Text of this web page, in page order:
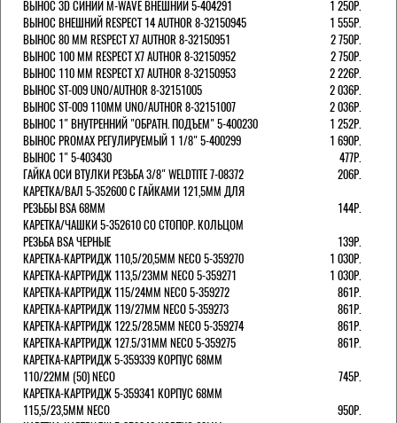
ВЫНОС 3D СИНИЙ M-WAVE ВНЕШНИЙ 5-404291
1 250Р.
ВЫНОС ВНЕШНИЙ RESPECT 14 AUTHOR 8-32150945
1 555Р.
ВЫНОС 80 ММ RESPECT Х7 AUTHOR 8-32150951
2 750Р.
ВЫНОС 100 ММ RESPECT Х7 AUTHOR 8-32150952
2 750Р.
ВЫНОС 110 ММ RESPECT Х7 AUTHOR 8-32150953
2 226Р.
ВЫНОС ST-009 UNO/AUTHOR 8-32151005
2 036Р.
ВЫНОС ST-009 110ММ UNO/AUTHOR 8-32151007
2 036Р.
ВЫНОС 1" ВНУТРЕННИЙ "ОБРАТН. ПОДЪЕМ" 5-400230
1 252Р.
ВЫНОС PROMAX РЕГУЛИРУЕМЫЙ 1 1/8" 5-400299
1 690Р.
ВЫНОС 1" 5-403430
477Р.
ГАЙКА ОСИ ВТУЛКИ РЕЗЬБА 3/8" WELDTITE 7-08372
206Р.
КАРЕТКА/ВАЛ 5-352600 С ГАЙКАМИ 121,5ММ ДЛЯ
РЕЗЬБЫ BSA 68ММ
144Р.
КАРЕТКА/ЧАШКИ 5-352610 СО СТОПОР. КОЛЬЦОМ
РЕЗЬБА BSA ЧЕРНЫЕ
139Р.
КАРЕТКА-КАРТРИДЖ 110,5/20,5ММ NECO 5-359270
1 030Р.
КАРЕТКА-КАРТРИДЖ 113,5/23ММ NECO 5-359271
1 030Р.
КАРЕТКА-КАРТРИДЖ 115/24ММ NECO 5-359272
861Р.
КАРЕТКА-КАРТРИДЖ 119/27ММ NECO 5-359273
861Р.
КАРЕТКА-КАРТРИДЖ 122.5/28.5ММ NECO 5-359274
861Р.
КАРЕТКА-КАРТРИДЖ 127.5/31ММ NECO 5-359275
861Р.
КАРЕТКА-КАРТРИДЖ 5-359339 КОРПУС 68ММ
110/22ММ (50) NECO
745Р.
КАРЕТКА-КАРТРИДЖ 5-359341 КОРПУС 68ММ
115,5/23,5ММ NECO
950Р.